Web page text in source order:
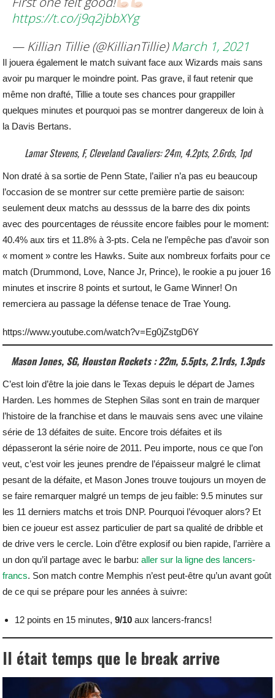
https://t.co/j9q2jbbXYg
— Killian Tillie (@KillianTillie)March 1, 2021
Il jouera également le match suivant face aux Wizards mais sans
avoir pu marquer le moindre point. Pas grave, il faut retenir que
même non drafté, Tillie a toute ses chances pour grappiller
quelques minutes et pourquoi pas se montrer dangereux de loin à
la Davis Bertans.
Lamar Stevens, F, Cleveland Cavaliers: 24m, 4.2pts, 2.6rds, 1pd
Non draté à sa sortie de Penn State, l’ailier n’a pas eu beaucoup
l’occasion de se montrer sur cette première partie de saison:
seulement deux matchs au desssus de la barre des dix points
avec des pourcentages de réussite encore faibles pour le moment:
40.4% aux tirs et 11.8% à 3-pts. Cela ne l’empêche pas d’avoir son
« moment » contre les Hawks. Suite aux nombreux forfaits pour ce
match (Drummond, Love, Nance Jr, Prince), le rookie a pu jouer 16
minutes et inscrire 8 points et surtout, le Game Winner! On
remerciera au passage la défense tenace de Trae Young.
https://www.youtube.com/watch?v=Eg0jZstgD6Y
Mason Jones, SG, Houston Rockets : 22m, 5.5pts, 2.1rds, 1.3pds
C’est loin d’être la joie dans le Texas depuis le départ de James
Harden. Les hommes de Stephen Silas sont en train de marquer
l’histoire de la franchise et dans le mauvais sens avec une vilaine
série de 13 défaites de suite. Encore trois défaites et ils
dépasseront la série noire de 2011. Peu importe, nous ce que l’on
veut, c’est voir les jeunes prendre de l’épaisseur malgré le climat
pesant de la défaite, et Mason Jones trouve toujours un moyen de
se faire remarquer malgré un temps de jeu faible: 9.5 minutes sur
les 11 derniers matchs et trois DNP. Pourquoi l’évoquer alors? Et
bien ce joueur est assez particulier de part sa qualité de dribble et
de drive vers le cercle. Loin d’être explosif ou bien rapide, l’arrière a
un don qu’il partage avec le barbu:aller sur la ligne des lancers-
francs. Son match contre Memphis n’est peut-être qu’un avant goût
de ce qui se prépare pour les années à suivre:
12 points en 15 minutes,9/10 aux lancers-francs!
Il était temps que le break arrive